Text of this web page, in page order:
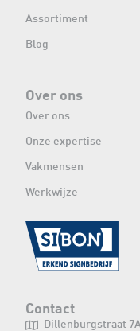
Assortiment
Blog
Over ons
Over ons
Onze expertise
Vakmensen
Werkwijze
Contact
Dillenburgstraat 7A